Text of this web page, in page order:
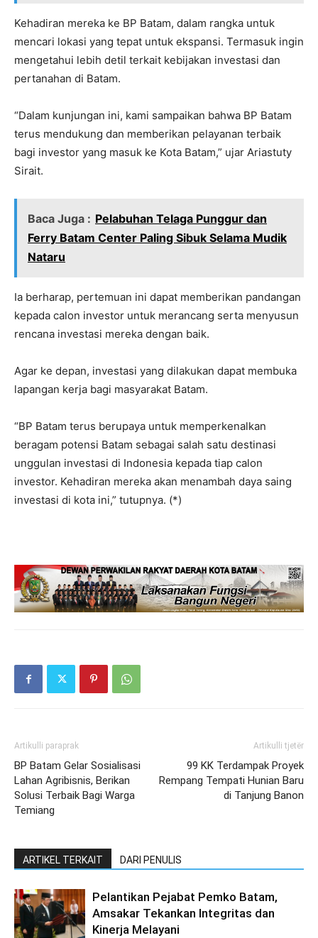
Kehadiran mereka ke BP Batam, dalam rangka untuk
mencari lokasi yang tepat untuk ekspansi. Termasuk ingin
mengetahui lebih detil terkait kebijakan investasi dan
pertanahan di Batam.
“Dalam kunjungan ini, kami sampaikan bahwa BP Batam
terus mendukung dan memberikan pelayanan terbaik
bagi investor yang masuk ke Kota Batam,” ujar Ariastuty
Sirait.
Baca Juga : Pelabuhan Telaga Punggur dan
Ferry Batam Center Paling Sibuk Selama Mudik
Nataru
Ia berharap, pertemuan ini dapat memberikan pandangan
kepada calon investor untuk merancang serta menyusun
rencana investasi mereka dengan baik.
Agar ke depan, investasi yang dilakukan dapat membuka
lapangan kerja bagi masyarakat Batam.
“BP Batam terus berupaya untuk memperkenalkan
beragam potensi Batam sebagai salah satu destinasi
unggulan investasi di Indonesia kepada tiap calon
investor. Kehadiran mereka akan menambah daya saing
investasi di kota ini,” tutupnya. (*)
Artikulli paraprak
BP Batam Gelar Sosialisasi
Lahan Agribisnis, Berikan
Solusi Terbaik Bagi Warga
Temiang
Artikulli tjetër
99 KK Terdampak Proyek
Rempang Tempati Hunian Baru
di Tanjung Banon
ARTIKEL TERKAIT DARI PENULIS
Pelantikan Pejabat Pemko Batam,
Amsakar Tekankan Integritas dan
Kinerja Melayani